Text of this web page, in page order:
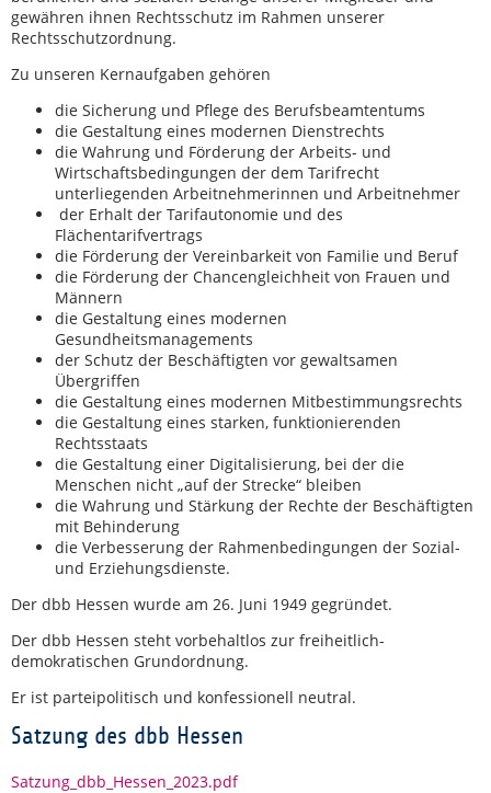
gewähren ihnen Rechtsschutz im Rahmen unserer
Rechtsschutzordnung.
Zu unseren Kernaufgaben gehören
die Sicherung und Pflege des Berufsbeamtentums
die Gestaltung eines modernen Dienstrechts
die Wahrung und Förderung der Arbeits- und
Wirtschaftsbedingungen der dem Tarifrecht
unterliegenden Arbeitnehmerinnen und Arbeitnehmer
der Erhalt der Tarifautonomie und des
Flächentarifvertrags
die Förderung der Vereinbarkeit von Familie und Beruf
die Förderung der Chancengleichheit von Frauen und
Männern
die Gestaltung eines modernen
Gesundheitsmanagements
der Schutz der Beschäftigten vor gewaltsamen
Übergriffen
die Gestaltung eines modernen Mitbestimmungsrechts
die Gestaltung eines starken, funktionierenden
Rechtsstaats
die Gestaltung einer Digitalisierung, bei der die
Menschen nicht „auf der Strecke“ bleiben
die Wahrung und Stärkung der Rechte der Beschäftigten
mit Behinderung
die Verbesserung der Rahmenbedingungen der Sozial-
und Erziehungsdienste.
Der dbb Hessen wurde am 26. Juni 1949 gegründet.
Der dbb Hessen steht vorbehaltlos zur freiheitlich-
demokratischen Grundordnung.
Er ist parteipolitisch und konfessionell neutral.
Satzung des dbb Hessen
Satzung_dbb_Hessen_2023.pdf